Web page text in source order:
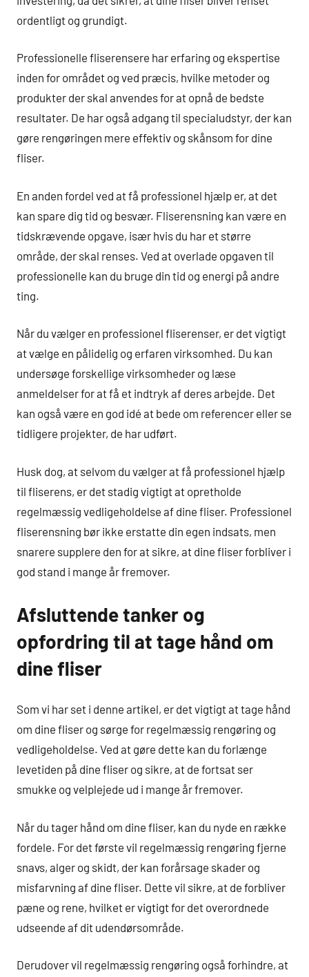
ordentligt og grundigt.
Professionelle fliserensere har erfaring og ekspertise
inden for området og ved præcis, hvilke metoder og
produkter der skal anvendes for at opnå de bedste
resultater. De har også adgang til specialudstyr, der kan
gøre rengøringen mere effektiv og skånsom for dine
fliser.
En anden fordel ved at få professionel hjælp er, at det
kan spare dig tid og besvær. Fliserensning kan være en
tidskrævende opgave, især hvis du har et større
område, der skal renses. Ved at overlade opgaven til
professionelle kan du bruge din tid og energi på andre
ting.
Når du vælger en professionel fliserenser, er det vigtigt
at vælge en pålidelig og erfaren virksomhed. Du kan
undersøge forskellige virksomheder og læse
anmeldelser for at få et indtryk af deres arbejde. Det
kan også være en god idé at bede om referencer eller se
tidligere projekter, de har udført.
Husk dog, at selvom du vælger at få professionel hjælp
til fliserens, er det stadig vigtigt at opretholde
regelmæssig vedligeholdelse af dine fliser. Professionel
fliserensning bør ikke erstatte din egen indsats, men
snarere supplere den for at sikre, at dine fliser forbliver i
god stand i mange år fremover.
Afsluttende tanker og
opfordring til at tage hånd om
dine fliser
Som vi har set i denne artikel, er det vigtigt at tage hånd
om dine fliser og sørge for regelmæssig rengøring og
vedligeholdelse. Ved at gøre dette kan du forlænge
levetiden på dine fliser og sikre, at de fortsat ser
smukke og velplejede ud i mange år fremover.
Når du tager hånd om dine fliser, kan du nyde en række
fordele. For det første vil regelmæssig rengøring fjerne
snavs, alger og skidt, der kan forårsage skader og
misfarvning af dine fliser. Dette vil sikre, at de forbliver
pæne og rene, hvilket er vigtigt for det overordnede
udseende af dit udendørsområde.
Derudover vil regelmæssig rengøring også forhindre, at